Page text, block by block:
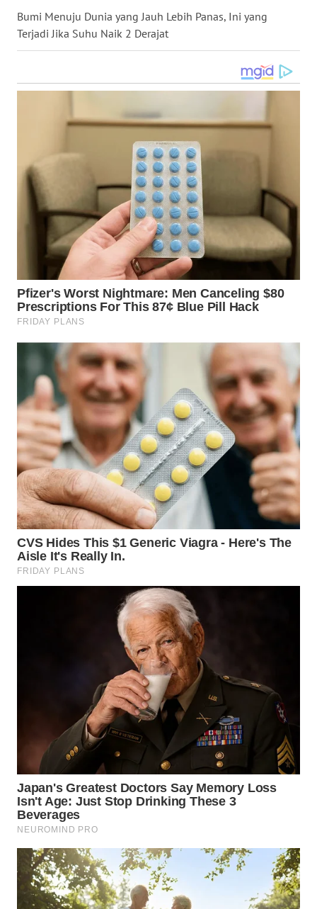
Bumi Menuju Dunia yang Jauh Lebih Panas, Ini yang
Terjadi Jika Suhu Naik 2 Derajat
WN
NUSANTARA
JOGJA
WN
BALI
KALBAR
WN
KALTENG
KALTARA
WN
KALSEL
WN
KALTIM
WN
SULSEL
WN
GORONTALO
WN
DAIRI
WN
DANAU
TOBA
WN
NIAS